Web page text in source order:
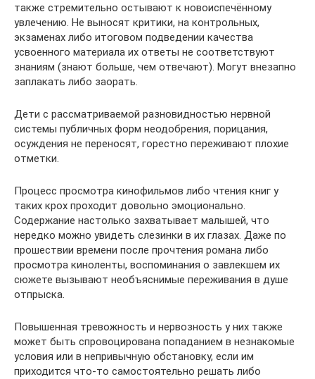
также стремительно остывают к новоиспечённому
увлечению. Не выносят критики, на контрольных,
экзаменах либо итоговом подведении качества
усвоенного материала их ответы не соответствуют
знаниям (знают больше, чем отвечают). Могут внезапно
заплакать либо заорать.
Дети с рассматриваемой разновидностью нервной
системы публичных форм неодобрения, порицания,
осуждения не переносят, горестно переживают плохие
отметки.
Процесс просмотра кинофильмов либо чтения книг у
таких крох проходит довольно эмоционально.
Содержание настолько захватывает малышей, что
нередко можно увидеть слезинки в их глазах. Даже по
прошествии времени после прочтения романа либо
просмотра киноленты, воспоминания о завлекшем их
сюжете вызывают необъяснимые переживания в душе
отпрыска.
Повышенная тревожность и нервозность у них также
может быть спровоцирована попаданием в незнакомые
условия или в непривычную обстановку, если им
приходится что-то самостоятельно решать либо